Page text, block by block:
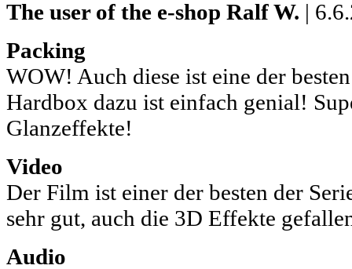
The user of the e-shop Ralf W. |
Packing
WOW! Auch diese ist eine der
Hardbox dazu ist einfach genial!
Glanzeffekte!
Video
Der Film ist einer der besten der
sehr gut, auch die 3D Effekte
Audio